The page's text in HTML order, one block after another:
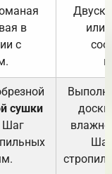
в
с
или
сушки
Шаг
доски